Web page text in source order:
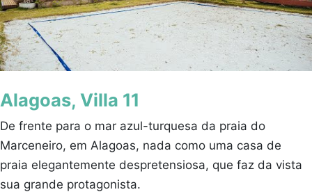
Alagoas, Villa 11
De frente para o mar azul-turquesa da praia do
Marceneiro, em Alagoas, nada como uma casa de
praia elegantemente despretensiosa, que faz da vista
sua grande protagonista.